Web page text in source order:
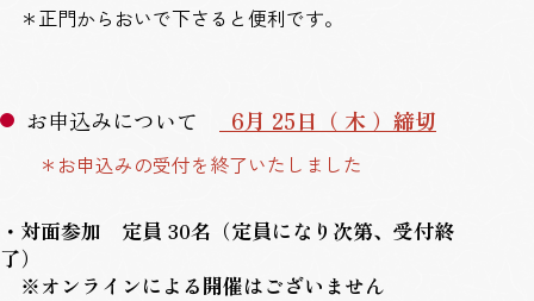
＊正門からおいで下さると便利です。
お申込みについて 6月 25日（ 木 ）締切
＊お申込みの受付を終了いたしました
・対面参加
定員 30名（定員になり次第、受付終
了）
※オンラインによる開催はございません